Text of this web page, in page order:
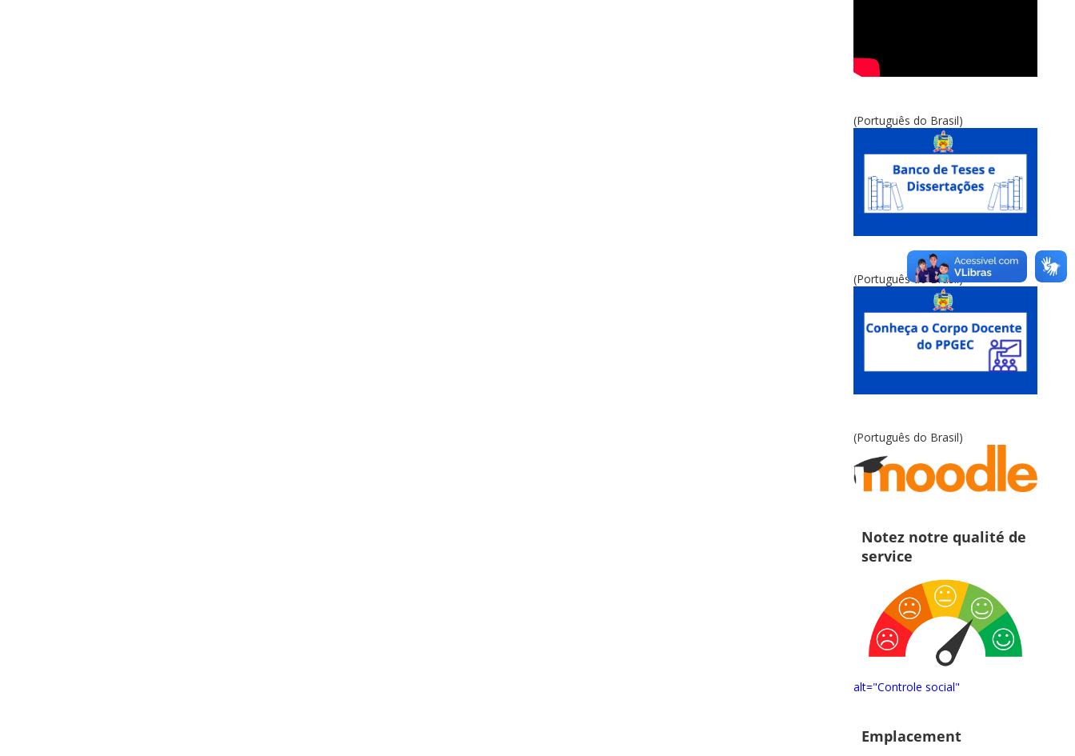
(Português do Brasil)
(Português do Brasil)
(Português do Brasil)
Notez notre qualité de
service
alt="Controle social"
Emplacement